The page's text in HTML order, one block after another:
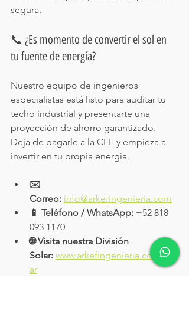
segura.
📞 ¿Es momento de convertir el sol en
tu fuente de energía?
Nuestro equipo de ingenieros
especialistas está listo para auditar tu
techo industrial y presentarte una
proyección de ahorro garantizado.
Deja de pagarle a la CFE y empieza a
invertir en tu propia energía.
✉️
Correo: info@arkefingenieria.com
📱 Teléfono / WhatsApp: +52 818
093 1170
🌐 Visita nuestra División
Solar: www.arkefingenieria.com/sol
ar